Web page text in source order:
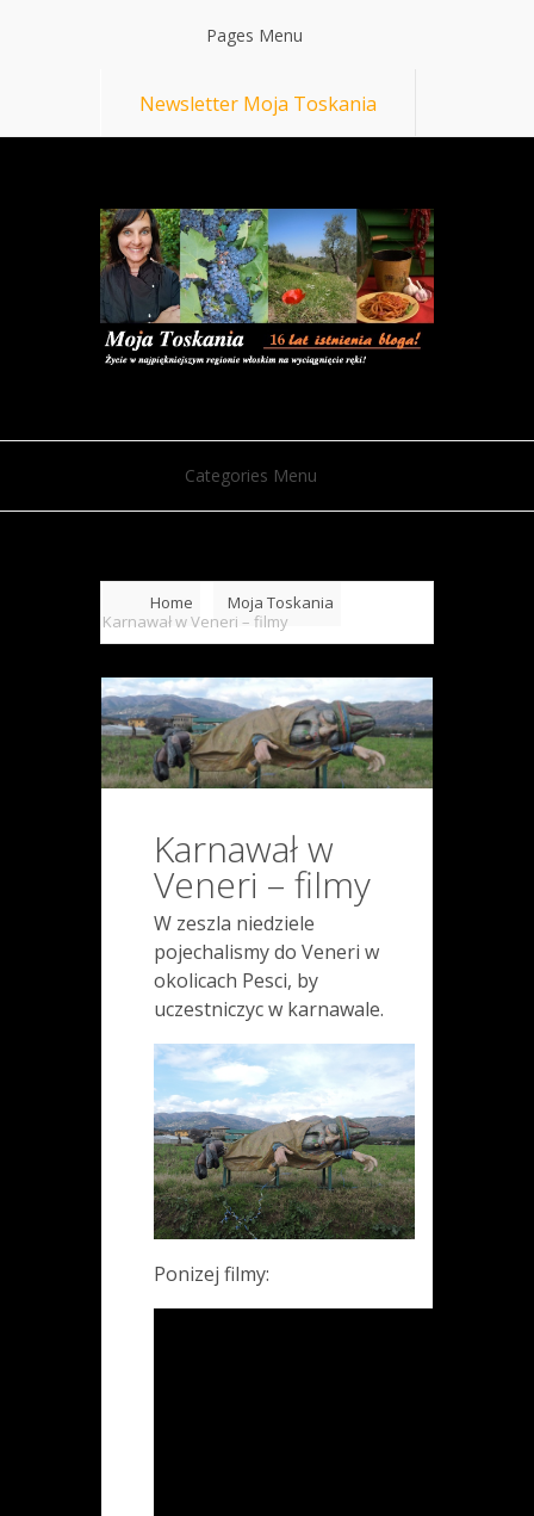
Pages Menu
Newsletter Moja Toskania
Categories Menu
Home
Moja Toskania
Karnawał w Veneri – filmy
Karnawał w
Veneri – filmy
W zeszla niedziele
pojechalismy do Veneri w
okolicach Pesci, by
uczestniczyc w karnawale.
Ponizej filmy: